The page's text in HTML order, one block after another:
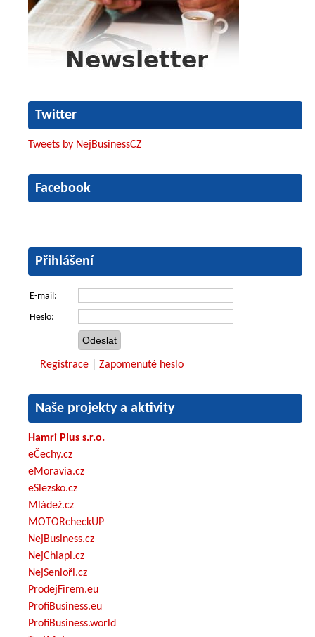
Twitter
Tweets by NejBusinessCZ
Facebook
Přihlášení
E-mail:
Heslo:
Registrace Zapomenuté heslo
Naše projekty a aktivity
Hamri Plus s.r.o.
eČechy.cz
eMoravia.cz
eSlezsko.cz
Mládež.cz
MOTORcheckUP
NejBusiness.cz
NejChlapi.cz
NejSenioři.cz
ProdejFirem.eu
ProfiBusiness.eu
ProfiBusiness.world